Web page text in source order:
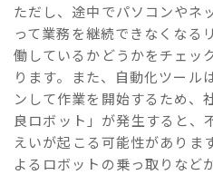
ただし、途中でパソコンやネ
って業務を継続できなくなる
働しているかどうかをチェッ
ります。また、自動化ツール
ンして作業を開始するため、
良ロボット」が発生すると、
えいが起こる可能性がありま
よるロボットの乗っ取りなど